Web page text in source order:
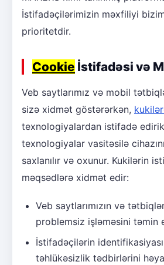
İstifadəçilərimizin məxfiliyi
prioritetdir.
Cookie İstifadəsi və
Veb saytlarımız və mobil
sizə xidmət göstərərkən,
texnologiyalardan istifadə
texnologiyalar vasitəsilə
saxlanılır və oxunur. Kukilərin
məqsədlərə xidmət edir:
Veb saytlarımızın və
problemsiz işləməsini təmin
İstifadəçilərin
təhlükəsizlik tədbirlərini